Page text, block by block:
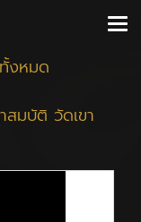
งหมด
มบัติ วัดเขา